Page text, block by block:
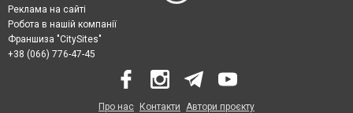
Реклама на сайті
Робота в нашій компанії
Франшиза "CitySites"
+38 (066) 776-47-45
Про нас Контакти Автори проєкту